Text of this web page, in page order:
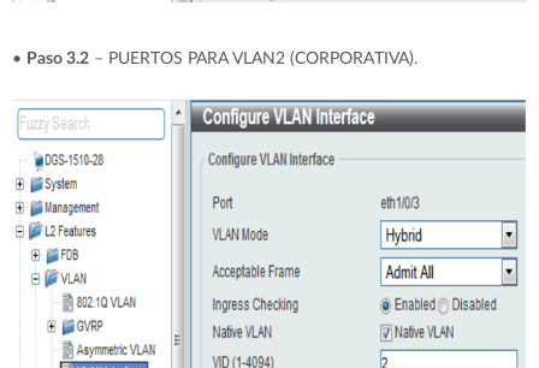
• Paso 3.2 – PUERTOS PARA VLAN2 (CORPORATIVA).